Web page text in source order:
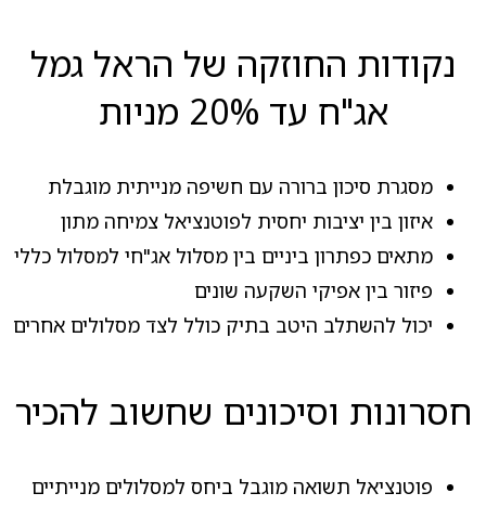
נקודות החוזקה של הראל גמל
אג"ח עד 20% מניות
מסגרת סיכון ברורה עם חשיפה מנייתית מוגבלת
איזון בין יציבות יחסית לפוטנציאל צמיחה מתון
מתאים כפתרון ביניים בין מסלול אג"חי למסלול כללי
פיזור בין אפיקי השקעה שונים
יכול להשתלב היטב בתיק כולל לצד מסלולים אחרים
חסרונות וסיכונים שחשוב להכיר
פוטנציאל תשואה מוגבל ביחס למסלולים מנייתיים